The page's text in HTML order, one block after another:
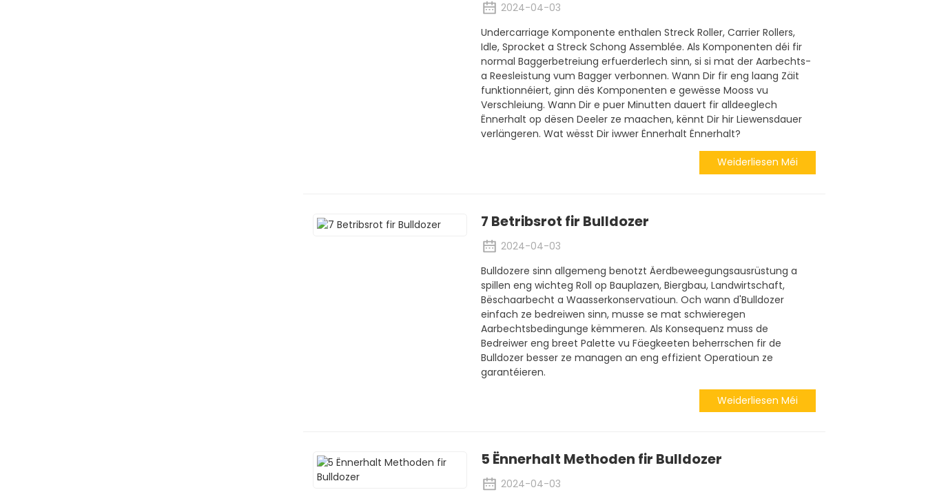
2024-04-03
Undercarriage Komponente enthalen Streck Roller, Carrier Rollers,
Idle, Sprocket a Streck Schong Assemblée. Als Komponenten déi fir
normal Baggerbetreiung erfuerderlech sinn, si si mat der Aarbechts-
a Reesleistung vum Bagger verbonnen. Wann Dir fir eng laang Zäit
funktionnéiert, ginn dës Komponenten e gewësse Mooss vu
Verschleiung. Wann Dir e puer Minutten dauert fir alldeeglech
Ënnerhalt op dësen Deeler ze maachen, kënnt Dir hir Liewensdauer
verlängeren. Wat wësst Dir iwwer Ënnerhalt Ënnerhalt?
Weiderliesen Méi
7 Betribsrot fir Bulldozer
2024-04-03
Bulldozere sinn allgemeng benotzt Äerdbeweegungsausrüstung a
spillen eng wichteg Roll op Bauplazen, Biergbau, Landwirtschaft,
Bëschaarbecht a Waasserkonservatioun. Och wann d'Bulldozer
einfach ze bedreiwen sinn, musse se mat schwieregen
Aarbechtsbedingunge këmmeren. Als Konsequenz muss de
Bedreiwer eng breet Palette vu Fäegkeeten beherrschen fir de
Bulldozer besser ze managen an eng effizient Operatioun ze
garantéieren.
Weiderliesen Méi
5 Ënnerhalt Methoden fir Bulldozer
2024-04-03